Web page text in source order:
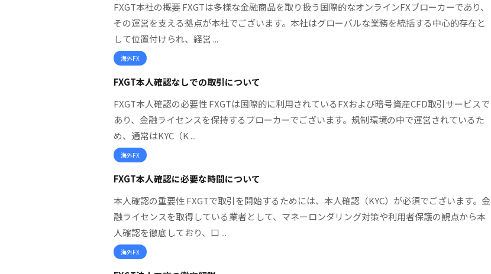
FXGT本社の概要 FXGTは多様な金融商品を取り扱う国際的なオンラインFXブローカーであり、
その運営を支える拠点が本社でございます。本社はグローバルな業務を統括する中心的存在と
して位置付けられ、経営 ...
海外FX
FXGT本人確認なしでの取引について
FXGT本人確認の必要性 FXGTは国際的に利用されているFXおよび暗号資産CFD取引サービスで
あり、金融ライセンスを保持するブローカーでございます。規制環境の中で運営されているた
め、通常はKYC（K ...
海外FX
FXGT本人確認に必要な時間について
本人確認の重要性 FXGTで取引を開始するためには、本人確認（KYC）が必須でございます。金
融ライセンスを取得している業者として、マネーロンダリング対策や利用者保護の観点から本
人確認を徹底しており、口 ...
海外FX